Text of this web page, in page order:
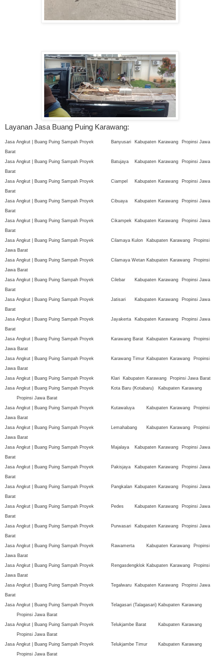
Layanan Jasa Buang Puing Karawang:
Jasa Angkut | Buang Puing Sampah Proyek Banyusari Kabupaten Karawang
Propinsi Jawa
Barat
Jasa Angkut | Buang Puing Sampah Proyek
Batujaya Kabupaten Karawang
Propinsi Jawa
Barat
Jasa Angkut | Buang Puing Sampah Proyek
Ciampel Kabupaten Karawang
Propinsi Jawa
Barat
Jasa Angkut | Buang Puing Sampah Proyek
Cibuaya Kabupaten Karawang
Propinsi Jawa
Barat
Jasa Angkut | Buang Puing Sampah Proyek
Cikampek Kabupaten Karawang
Propinsi Jawa
Barat
Jasa Angkut | Buang Puing Sampah Proyek
Cilamaya Kulon Kabupaten Karawang
Propinsi
Jawa Barat
Jasa Angkut | Buang Puing Sampah Proyek
Cilamaya Wetan Kabupaten Karawang
Propinsi
Jawa Barat
Jasa Angkut | Buang Puing Sampah Proyek
Cilebar Kabupaten Karawang
Propinsi Jawa
Barat
Jasa Angkut | Buang Puing Sampah Proyek
Jatisari Kabupaten Karawang
Propinsi Jawa
Barat
Jasa Angkut | Buang Puing Sampah Proyek
Jayakerta Kabupaten Karawang
Propinsi Jawa
Barat
Jasa Angkut | Buang Puing Sampah Proyek
Karawang Barat Kabupaten Karawang
Propinsi
Jawa Barat
Jasa Angkut | Buang Puing Sampah Proyek
Karawang Timur Kabupaten Karawang
Propinsi
Jawa Barat
Jasa Angkut | Buang Puing Sampah Proyek
Klari Kabupaten Karawang
Propinsi Jawa Barat
Jasa Angkut | Buang Puing Sampah Proyek
Kota Baru (Kotabaru) Kabupaten Karawang
Propinsi Jawa Barat
Jasa Angkut | Buang Puing Sampah Proyek
Kutawaluya Kabupaten Karawang
Propinsi
Jawa Barat
Jasa Angkut | Buang Puing Sampah Proyek
Lemahabang Kabupaten Karawang
Propinsi
Jawa Barat
Jasa Angkut | Buang Puing Sampah Proyek
Majalaya Kabupaten Karawang
Propinsi Jawa
Barat
Jasa Angkut | Buang Puing Sampah Proyek
Pakisjaya Kabupaten Karawang
Propinsi Jawa
Barat
Jasa Angkut | Buang Puing Sampah Proyek
Pangkalan Kabupaten Karawang
Propinsi Jawa
Barat
Jasa Angkut | Buang Puing Sampah Proyek
Pedes Kabupaten Karawang
Propinsi Jawa
Barat
Jasa Angkut | Buang Puing Sampah Proyek
Purwasari Kabupaten Karawang
Propinsi Jawa
Barat
Jasa Angkut | Buang Puing Sampah Proyek
Rawamerta Kabupaten Karawang
Propinsi
Jawa Barat
Jasa Angkut | Buang Puing Sampah Proyek
Rengasdengklok Kabupaten Karawang
Propinsi
Jawa Barat
Jasa Angkut | Buang Puing Sampah Proyek
Tegalwaru Kabupaten Karawang
Propinsi Jawa
Barat
Jasa Angkut | Buang Puing Sampah Proyek
Telagasari (Talagasari) Kabupaten Karawang
Propinsi Jawa Barat
Jasa Angkut | Buang Puing Sampah Proyek
Telukjambe Barat Kabupaten Karawang
Propinsi Jawa Barat
Jasa Angkut | Buang Puing Sampah Proyek
Telukjambe Timur Kabupaten Karawang
Propinsi Jawa Barat